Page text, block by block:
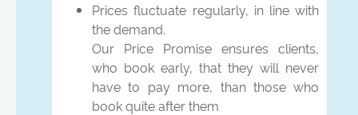
Prices fluctuate regularly, in line with
the demand.
Our Price Promise ensures clients,
who book early, that they will never
have to pay more, than those who
book quite after them